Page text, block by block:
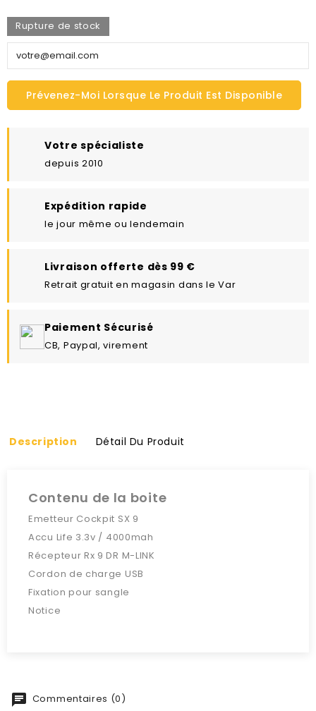
Rupture de stock
Prévenez-Moi Lorsque Le Produit Est Disponible
Votre spécialiste
depuis 2010
Expédition rapide
le jour même ou lendemain
Livraison offerte dès 99 €
Retrait gratuit en magasin dans le Var
Paiement Sécurisé
CB, Paypal, virement
Description Détail Du Produit
Contenu de la boite
Emetteur Cockpit SX 9
Accu Life 3.3v / 4000mah
Récepteur Rx 9 DR M-LINK
Cordon de charge USB
Fixation pour sangle
Notice
Commentaires (0)